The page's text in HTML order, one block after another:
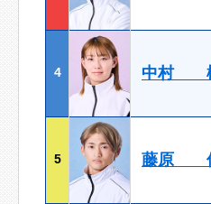
4 中村
5 藤原